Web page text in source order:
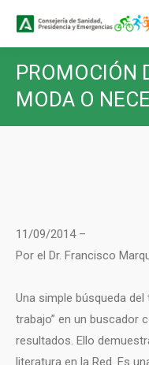
PROMOCIÓN
MODA O
11/09/2014 –
Por el Dr. Francisco
Una simple búsqueda
trabajo” en un buscador
resultados. Ello
literatura en la Red. Es